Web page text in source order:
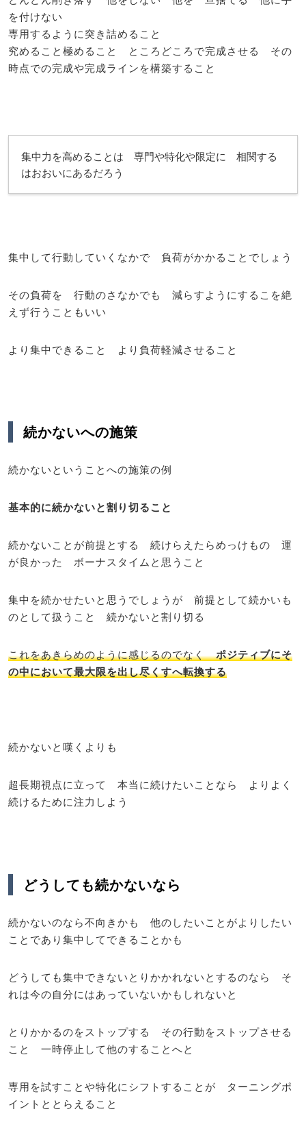
を付けない
専用するように突き詰めること
究めること極めること ところどころで完成させる その
時点での完成や完成ラインを構築すること
集中力を高めることは 専門や特化や限定に 相関する
はおおいにあるだろう
集中して行動していくなかで 負荷がかかることでしょう
その負荷を 行動のさなかでも 減らすようにするこを絶
えず行うこともいい
より集中できること より負荷軽減させること
続かないへの施策
続かないということへの施策の例
基本的に続かないと割り切ること
続かないことが前提とする 続けらえたらめっけもの 運
が良かった ボーナスタイムと思うこと
集中を続かせたいと思うでしょうが 前提として続かいも
のとして扱うこと 続かないと割り切る
これをあきらめのように感じるのでなくポジティブにそ
の中において最大限を出し尽くすへ転換する
続かないと嘆くよりも
超長期視点に立って 本当に続けたいことなら よりよく
続けるために注力しよう
どうしても続かないなら
続かないのなら不向きかも 他のしたいことがよりしたい
ことであり集中してできることかも
どうしても集中できないとりかかれないとするのなら そ
れは今の自分にはあっていないかもしれないと
とりかかるのをストップする その行動をストップさせる
こと 一時停止して他のすることへと
専用を試すことや特化にシフトすることが ターニングポ
イントととらえること